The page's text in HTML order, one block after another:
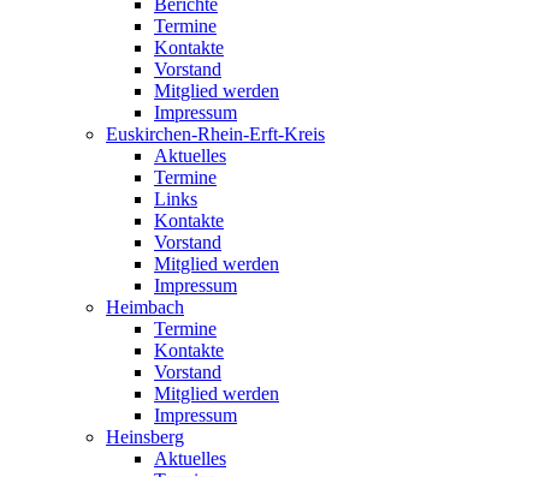
Berichte
Termine
Kontakte
Vorstand
Mitglied werden
Impressum
Euskirchen-Rhein-Erft-Kreis
Aktuelles
Termine
Links
Kontakte
Vorstand
Mitglied werden
Impressum
Heimbach
Termine
Kontakte
Vorstand
Mitglied werden
Impressum
Heinsberg
Aktuelles